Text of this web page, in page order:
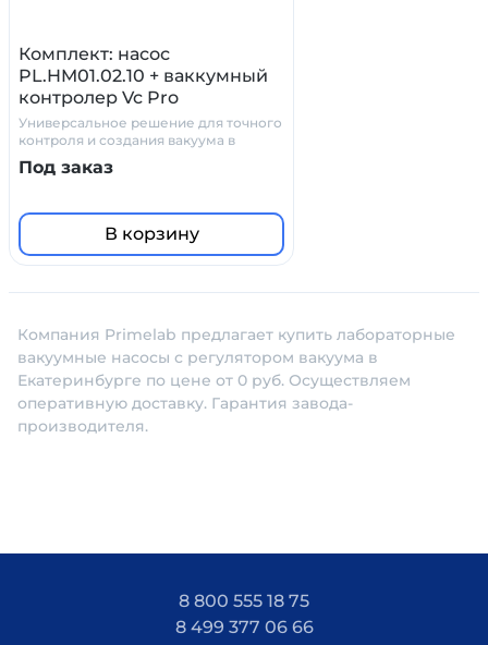
Комплект: насос
PL.HM01.02.10 + ваккумный
контролер Vc Pro
Универсальное решение для точного
контроля и создания вакуума в
лабораторных условиях
Под заказ
В корзину
Компания Primelab предлагает купить лабораторные
вакуумные насосы с регулятором вакуума в
Екатеринбурге по цене от 0 руб. Осуществляем
оперативную доставку. Гарантия завода-
производителя.
8 800 555 18 75
8 499 377 06 66